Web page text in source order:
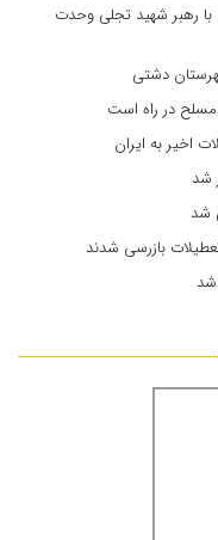
با رهبر شهید تجلی وحدت
دشتی
مسلح در راه است
اخیر به ایران
شد
بازرسی شدند
شد